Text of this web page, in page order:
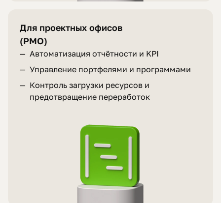
Для проектных офисов
(PMO)
— Автоматизация отчётности и KPI
— Управление портфелями и программами
— Контроль загрузки ресурсов и
предотвращение переработок